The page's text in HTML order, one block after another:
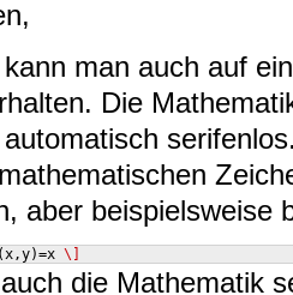
man auch auf
Die
aber beispielsweise
(x,y)=x \]
die Mathematik